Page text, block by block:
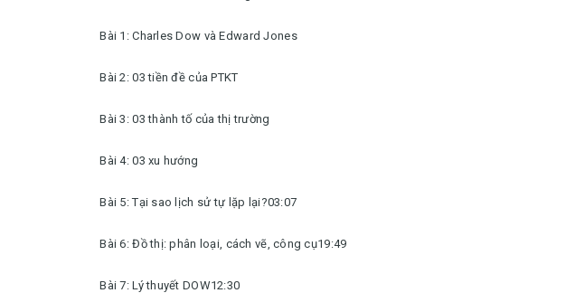
Bài 1: Charles Dow và Edward Jones
Bài 2: 03 tiền đề của PTKT
Bài 3: 03 thành tố của thị trường
Bài 4: 03 xu hướng
Bài 5: Tại sao lịch sử tự lặp lại?03:07
Bài 6: Đồ thị: phân loại, cách vẽ, công cụ19:49
Bài 7: Lý thuyết DOW12:30